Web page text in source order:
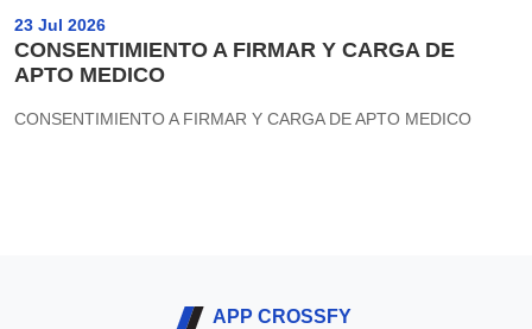
23 Jul 2026
CONSENTIMIENTO A FIRMAR Y CARGA DE
APTO MEDICO
CONSENTIMIENTO A FIRMAR Y CARGA DE APTO MEDICO
APP CROSSFY